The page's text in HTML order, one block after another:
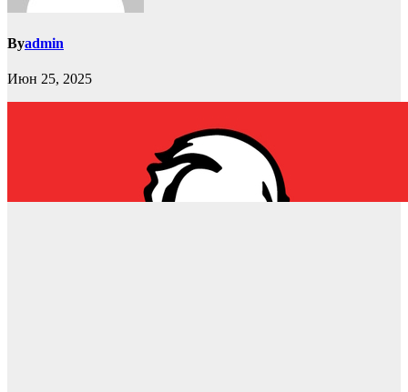
Byadmin
Июн 25, 2025